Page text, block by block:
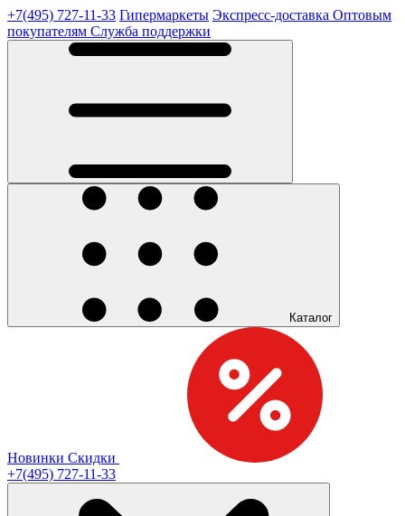
+7(495) 727-11-33 Гипермаркеты Экспресс-доставка Оптовым
покупателям Служба поддержки
Каталог
Новинки Скидки
+7(495) 727-11-33